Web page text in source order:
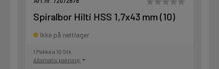
Spiralbor Hilti HSS 1,7x43 mm (10)
Ikke på nettlager
1 Pakke a 10 Stk
Alternativ pakning